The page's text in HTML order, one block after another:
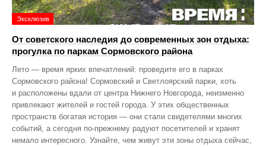
Эксклюзив
От советского наследия до современных зон отдыха:
прогулка по паркам Сормовского района
Лето — время ярких впечатлений: проведите его в парках
Сормовского района! Сормовский и Светлоярский парки, хоть
и расположены вдали от центра Нижнего Новгорода, неизменно
привлекают жителей и гостей города. У этих общественных
пространств богатая история — они стали свидетелями многих
событий, а сегодня по‑прежнему радуют посетителей и хранят
немало интересного. Узнайте, чем живут эти зоны отдыха сейчас,